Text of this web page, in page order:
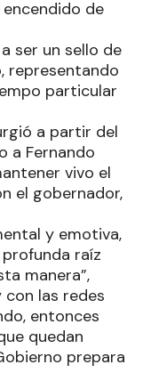
de
ser un sello de
representando
particular
a partir del
a Fernando
vivo el
el gobernador,
y emotiva,
raíz
manera”,
con las redes
entonces
quedan
prepara